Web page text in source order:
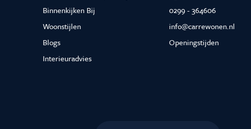
Binnenkijken Bij
Woonstijlen
Blogs
Interieuradvies
0299 - 364606
info@carrewonen.nl
Openingstijden